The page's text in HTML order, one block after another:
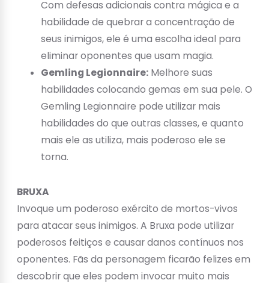
Com defesas adicionais contra mágica e a
habilidade de quebrar a concentração de
seus inimigos, ele é uma escolha ideal para
eliminar oponentes que usam magia.
Gemling Legionnaire: Melhore suas
habilidades colocando gemas em sua pele. O
Gemling Legionnaire pode utilizar mais
habilidades do que outras classes, e quanto
mais ele as utiliza, mais poderoso ele se
torna.
BRUXA
Invoque um poderoso exército de mortos-vivos
para atacar seus inimigos. A Bruxa pode utilizar
poderosos feitiços e causar danos contínuos nos
oponentes. Fãs da personagem ficarão felizes em
descobrir que eles podem invocar muito mais